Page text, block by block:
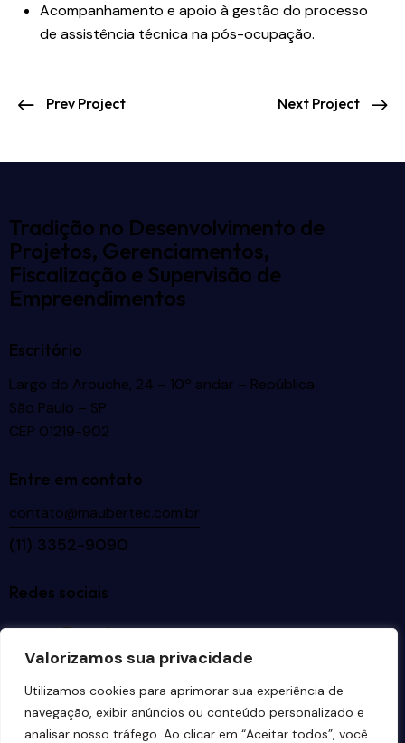
Valorizamos sua privacidade
Utilizamos cookies para aprimorar sua experiência de
navegação, exibir anúncios ou conteúdo personalizado e
analisar nosso tráfego. Ao clicar em “Aceitar todos”, você
Acompanhamento e apoio à gestão do processo
de assistência técnica na pós-ocupação.
Prev Project Next Project
Tradição no Desenvolvimento de
Projetos, Gerenciamentos,
Fiscalização e Supervisão de
Empreendimentos
Escritório
Largo do Arouche, 24 – 10º andar – República
São Paulo – SP
CEP 01219-902
Entre em contato
contato@maubertec.com.br
(11) 3352-9090
Redes sociais
Idiomas